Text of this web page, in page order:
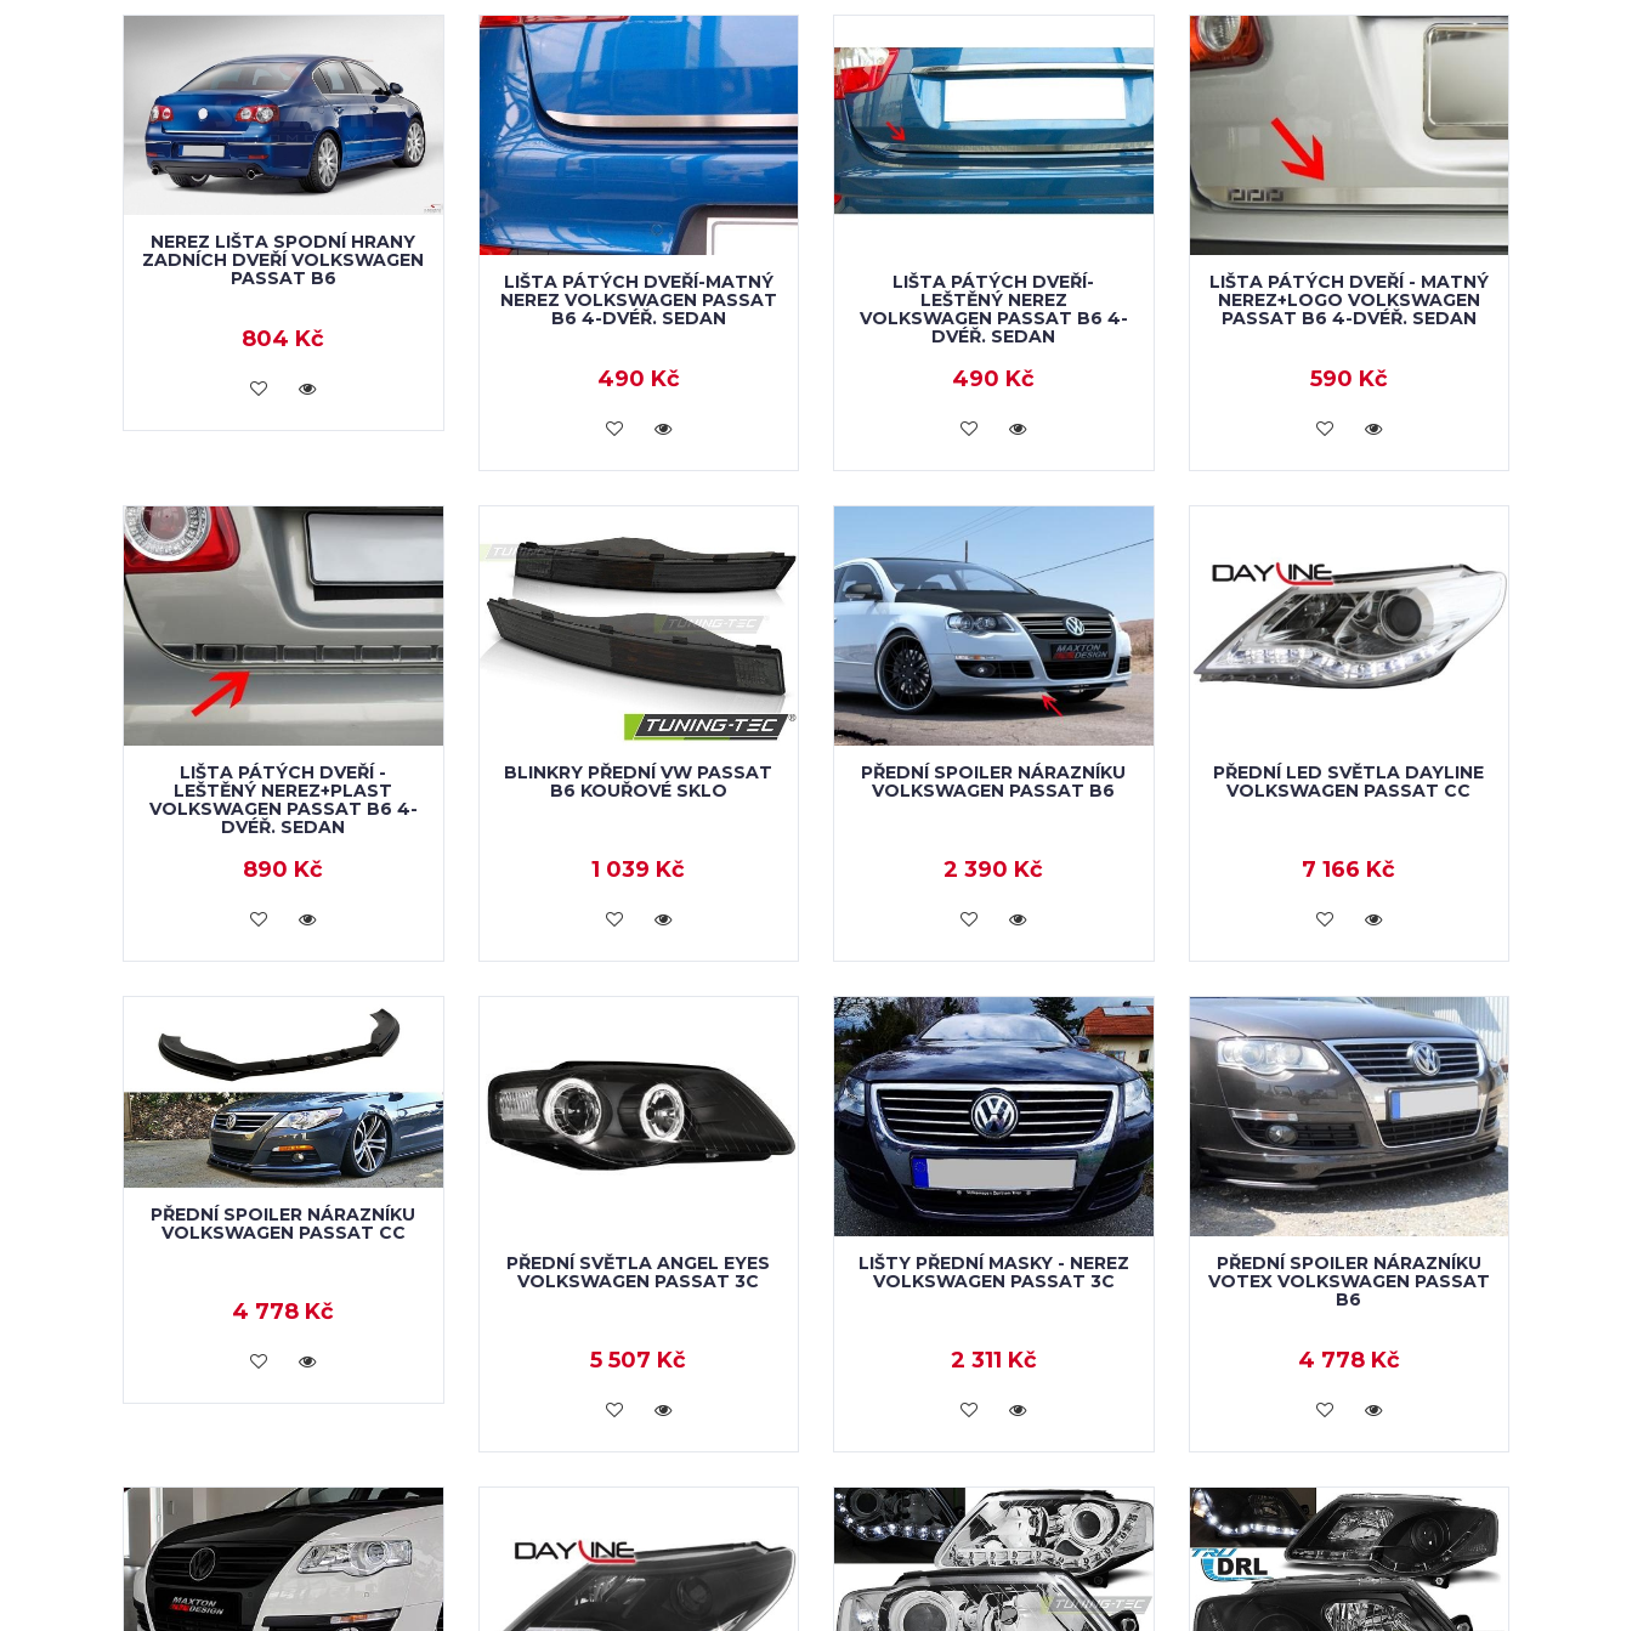
NEREZ LIŠTA SPODNÍ HRANY
ZADNÍCH DVEŘÍ VOLKSWAGEN
PASSAT B6
804 Kč
KOUPIT
LIŠTA PÁTÝCH DVEŘÍ-MATNÝ
NEREZ VOLKSWAGEN PASSAT
B6 4-DVÉŘ. SEDAN
490 Kč
KOUPIT
LIŠTA PÁTÝCH DVEŘÍ-
LEŠTĚNÝ NEREZ
VOLKSWAGEN PASSAT B6 4-
DVÉŘ. SEDAN
490 Kč
KOUPIT
LIŠTA PÁTÝCH DVEŘÍ - MATNÝ
NEREZ+LOGO VOLKSWAGEN
PASSAT B6 4-DVÉŘ. SEDAN
590 Kč
KOUPIT
LIŠTA PÁTÝCH DVEŘÍ -
LEŠTĚNÝ NEREZ+PLAST
VOLKSWAGEN PASSAT B6 4-
DVÉŘ. SEDAN
890 Kč
KOUPIT
BLINKRY PŘEDNÍ VW PASSAT
B6 KOUŘOVÉ SKLO
1 039 Kč
KOUPIT
PŘEDNÍ SPOILER NÁRAZNÍKU
VOLKSWAGEN PASSAT B6
2 390 Kč
KOUPIT
PŘEDNÍ LED SVĚTLA DAYLINE
VOLKSWAGEN PASSAT CC
7 166 Kč
KOUPIT
PŘEDNÍ SPOILER NÁRAZNÍKU
VOLKSWAGEN PASSAT CC
4 778 Kč
KOUPIT
PŘEDNÍ SVĚTLA ANGEL EYES
VOLKSWAGEN PASSAT 3C
5 507 Kč
KOUPIT
LIŠTY PŘEDNÍ MASKY - NEREZ
VOLKSWAGEN PASSAT 3C
2 311 Kč
KOUPIT
PŘEDNÍ SPOILER NÁRAZNÍKU
VOTEX VOLKSWAGEN PASSAT
B6
4 778 Kč
KOUPIT